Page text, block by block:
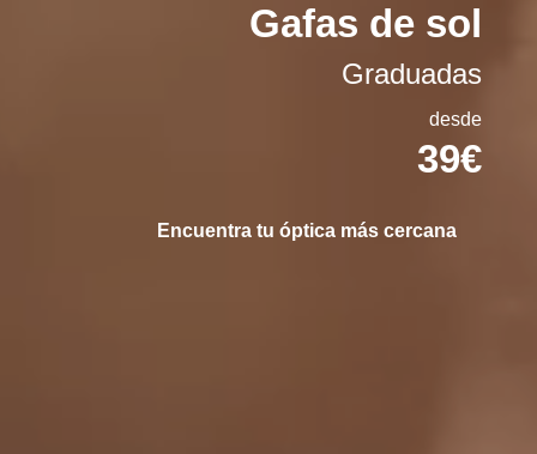
Gafas de sol
Graduadas
desde
39€
Encuentra tu óptica más cercana